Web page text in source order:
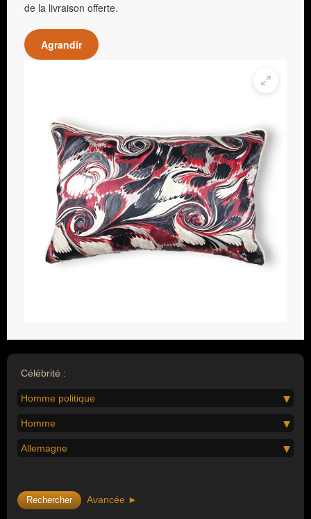
de la livraison offerte.
Agrandir
Célébrité :
Homme politique
Homme
Allemagne
Avancée ►